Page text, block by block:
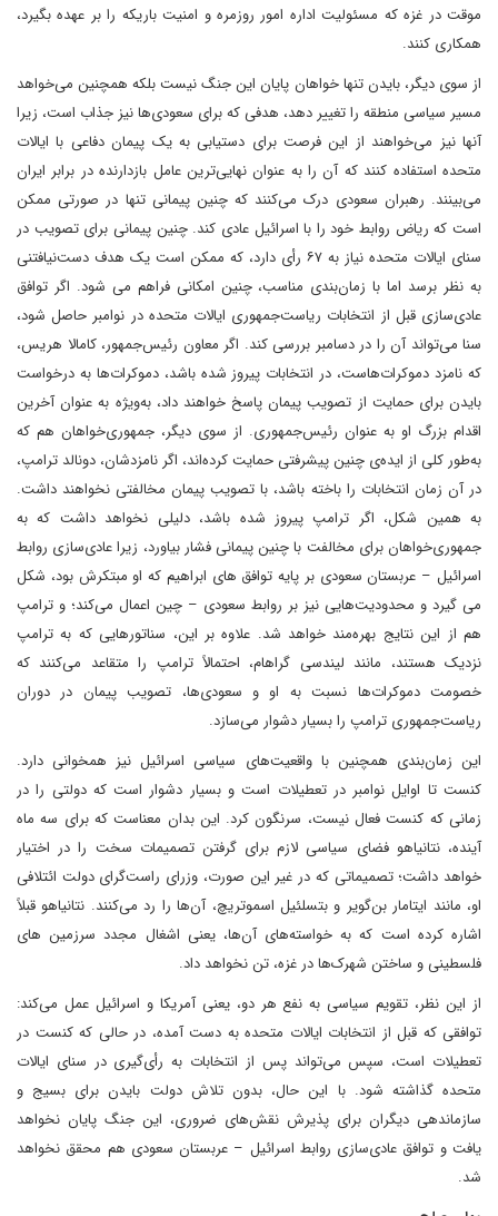
موقت در غزه که مسئولیت اداره امور روزمره و امنیت باریکه را بر عهده بگیرد،
همکاری کنند.
از سوی دیگر، بایدن تنها خواهان پایان این جنگ نیست بلکه همچنین می‌خواهد
مسیر سیاسی منطقه را تغییر دهد، هدفی که برای سعودی‌ها نیز جذاب است، زیرا
آنها نیز می‌خواهند از این فرصت برای دستیابی به یک پیمان دفاعی با ایالات
متحده استفاده کنند که آن را به عنوان نهایی‌ترین عامل بازدارنده در برابر ایران
می‌بینند. رهبران سعودی درک می‌کنند که چنین پیمانی تنها در صورتی ممکن
است که ریاض روابط خود را با اسرائیل عادی کند. چنین پیمانی برای تصویب در
سنای ایالات متحده نیاز به ۶۷ رأی دارد، که ممکن است یک هدف دست‌نیافتنی
به نظر برسد اما با زمان‌بندی مناسب، چنین امکانی فراهم می شود. اگر توافق
عادی‌سازی قبل از انتخابات ریاست‌جمهوری ایالات متحده در نوامبر حاصل شود،
سنا می‌تواند آن را در دسامبر بررسی کند. اگر معاون رئیس‌جمهور، کامالا هریس،
که نامزد دموکرات‌هاست، در انتخابات پیروز شده باشد، دموکرات‌ها به درخواست
بایدن برای حمایت از تصویب پیمان پاسخ خواهند داد، به‌ویژه به عنوان آخرین
اقدام بزرگ او به عنوان رئیس‌جمهوری. از سوی دیگر، جمهوری‌خواهان هم که
به‌طور کلی از ایده‌ی چنین پیشرفتی حمایت کرده‌اند، اگر نامزدشان، دونالد ترامپ،
در آن زمان انتخابات را باخته باشد، با تصویب پیمان مخالفتی نخواهند داشت.
به همین شکل، اگر ترامپ پیروز شده باشد، دلیلی نخواهد داشت که به
جمهوری‌خواهان برای مخالفت با چنین پیمانی فشار بیاورد، زیرا عادی‌سازی روابط
اسرائیل – عربستان سعودی بر پایه توافق های ابراهیم که او مبتکرش بود، شکل
می گیرد و محدودیت‌هایی نیز بر روابط سعودی – چین اعمال می‌کند؛ و ترامپ
هم از این نتایج بهره‌مند خواهد شد. علاوه بر این، سناتورهایی که به ترامپ
نزدیک هستند، مانند لیندسی گراهام، احتمالاً ترامپ را متقاعد می‌کنند که
خصومت دموکرات‌ها نسبت به او و سعودی‌ها، تصویب پیمان در دوران
ریاست‌جمهوری ترامپ را بسیار دشوار می‌سازد.
این زمان‌بندی همچنین با واقعیت‌های سیاسی اسرائیل نیز همخوانی دارد.
کنست تا اوایل نوامبر در تعطیلات است و بسیار دشوار است که دولتی را در
زمانی که کنست فعال نیست، سرنگون کرد. این بدان معناست که برای سه ماه
آینده، نتانیاهو فضای سیاسی لازم برای گرفتن تصمیمات سخت را در اختیار
خواهد داشت؛ تصمیماتی که در غیر این صورت، وزرای راست‌گرای دولت ائتلافی
او، مانند ایتامار بن‌گویر و بتسلئیل اسموتریچ، آن‌ها را رد می‌کنند. نتانیاهو قبلاً
اشاره کرده است که به خواسته‌های آن‌ها، یعنی اشغال مجدد سرزمین های
فلسطینی و ساختن شهرک‌ها در غزه، تن نخواهد داد.
از این نظر، تقویم سیاسی به نفع هر دو، یعنی آمریکا و اسرائیل عمل می‌کند:
توافقی که قبل از انتخابات ایالات متحده به دست آمده، در حالی که کنست در
تعطیلات است، سپس می‌تواند پس از انتخابات به رأی‌گیری در سنای ایالات
متحده گذاشته شود. با این حال، بدون تلاش دولت بایدن برای بسیج و
سازماندهی دیگران برای پذیرش نقش‌های ضروری، این جنگ پایان نخواهد
یافت و توافق عادی‌سازی روابط اسرائیل – عربستان سعودی هم محقق نخواهد
شد.